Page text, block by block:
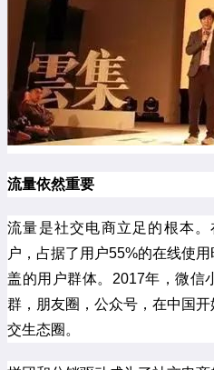
流量依然重要
流量是社交电商立足的根本
户，占据了用户55%的在线使
盖的用户群体。2017年，微信
群，朋友圈，公众号，在中国
交生态圈。